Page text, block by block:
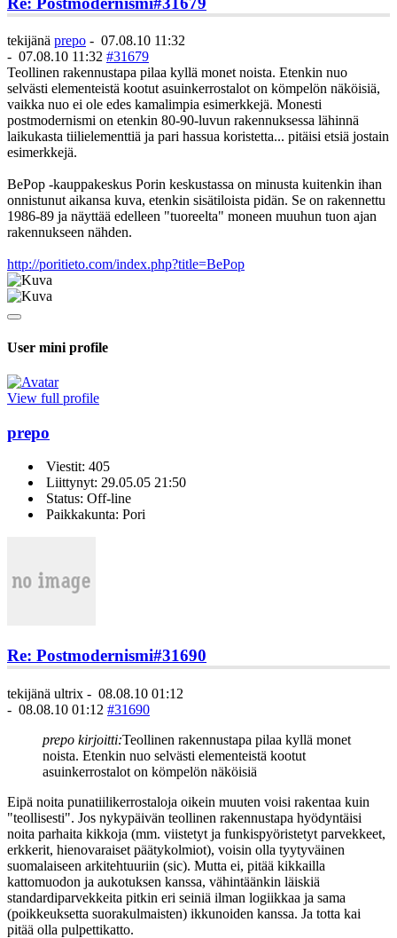
tekijänä prepo - 07.08.10 11:32
- 07.08.10 11:32 #31679
Teollinen rakennustapa pilaa kyllä monet noista. Etenkin nuo
selvästi elementeistä kootut asuinkerrostalot on kömpelön näköisiä,
vaikka nuo ei ole edes kamalimpia esimerkkejä. Monesti
postmodernismi on etenkin 80-90-luvun rakennuksessa lähinnä
laikukasta tiilielementtiä ja pari hassua koristetta... pitäisi etsiä jostain
esimerkkejä.
BePop -kauppakeskus Porin keskustassa on minusta kuitenkin ihan
onnistunut aikansa kuva, etenkin sisätiloista pidän. Se on rakennettu
1986-89 ja näyttää edelleen "tuoreelta" moneen muuhun tuon ajan
rakennukseen nähden.
http://poritieto.com/index.php?title=BePop
User mini profile
View full profile
prepo
Viestit: 405
Liittynyt: 29.05.05 21:50
Status: Off-line
Paikkakunta: Pori
Re: Postmodernismi#31690
tekijänä ultrix - 08.08.10 01:12
- 08.08.10 01:12 #31690
prepo kirjoitti:Teollinen rakennustapa pilaa kyllä monet
noista. Etenkin nuo selvästi elementeistä kootut
asuinkerrostalot on kömpelön näköisiä
Eipä noita punatiilikerrostaloja oikein muuten voisi rakentaa kuin
"teollisesti". Jos nykypäivän teollinen rakennustapa hyödyntäisi
noita parhaita kikkoja (mm. viistetyt ja funkispyöristetyt parvekkeet,
erkkerit, hienovaraiset päätykolmiot), voisin olla tyytyväinen
suomalaiseen arkitehtuuriin (sic). Mutta ei, pitää kikkailla
kattomuodon ja aukotuksen kanssa, vähintäänkin läiskiä
standardiparvekkeita pitkin eri seiniä ilman logiikkaa ja sama
(poikkeuksetta suorakulmaisten) ikkunoiden kanssa. Ja totta kai
pitää olla pulpettikatto.